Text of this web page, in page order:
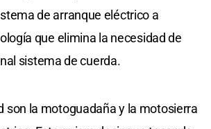
de arranque eléctrico a
que elimina la necesidad de
sistema de cuerda.
son la motoguadaña y la motosierra